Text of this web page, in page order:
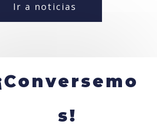
Ir a noticias
s!